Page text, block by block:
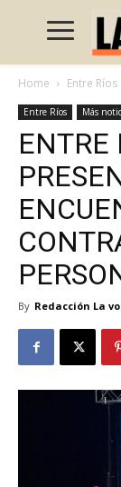
Home Entre Ríos
Entre Ríos Más
ENTRE
By Redacción La